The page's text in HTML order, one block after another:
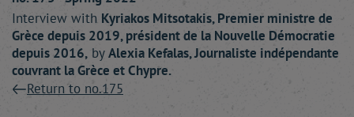
Interview with Kyriakos Mitsotakis, Premier ministre de
Grèce depuis 2019, président de la Nouvelle Démocratie
depuis 2016, byAlexia Kefalas, Journaliste indépendante
couvrant la Grèce et Chypre.
Return to no.175